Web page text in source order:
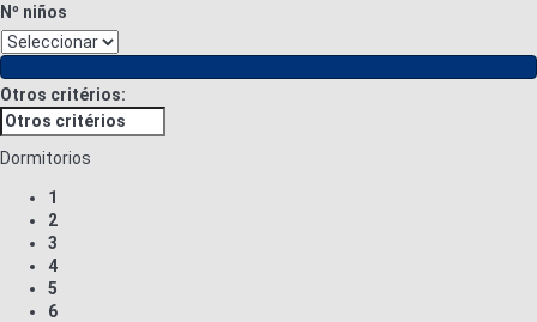
Nº niños
Otros critérios:
Dormitorios
1
2
3
4
5
6